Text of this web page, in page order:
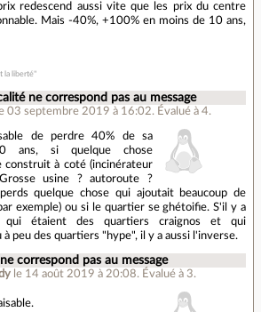
redescend aussi vite que les prix du centre
Mais -40%, +100% en moins de 10 ans,
la liberté"
ne correspond pas au message
03 septembre 2019 à 16:02. Évalué à 4.
de perdre 40% de sa
ans, si quelque chose
construit à coté (incinérateur
usine ? autoroute ?
quelque chose qui ajoutait beaucoup de
exemple) ou si le quartier se ghétoifie. S'il y a
qui étaient des quartiers craignos et qui
peu des quartiers "hype", il y a aussi l'inverse.
correspond pas au message
le 14 août 2019 à 20:08.Évalué à 3.